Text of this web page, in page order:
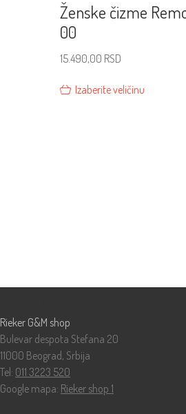
Ženske čizme
00
15.490,00 RSD
Izaberite veličinu
Rieker G&M shop
Bulevar despota Stefana 20
11000 Beograd, Srbija
Tel: 011 3223 520
Google mapa: Rieker shop 1